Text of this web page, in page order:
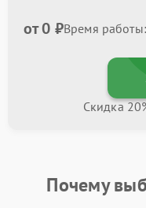
от 0 ₽Время
Скидка
Почему